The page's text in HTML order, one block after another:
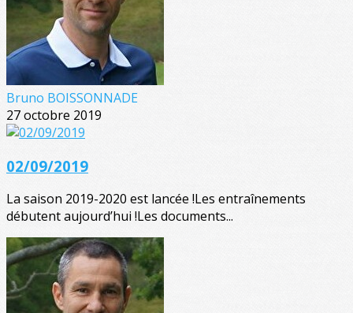
Bruno BOISSONNADE
27 octobre 2019
02/09/2019
La saison 2019-2020 est lancée !Les entraînements
débutent aujourd’hui !Les documents...